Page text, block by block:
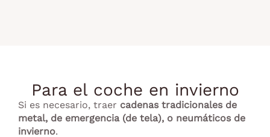
Para el coche en invierno
Si es necesario, traer cadenas tradicionales de
metal, de emergencia (de tela), o neumáticos de
invierno.